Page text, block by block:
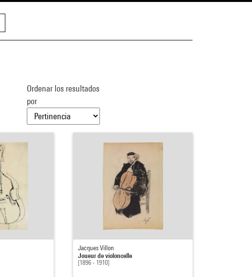
Ordenar los resultados
por
Jacques Villon
Joueur de violoncelle
[1896 - 1910]